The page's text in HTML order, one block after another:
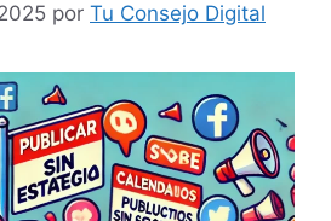
por Tu Consejo Digital